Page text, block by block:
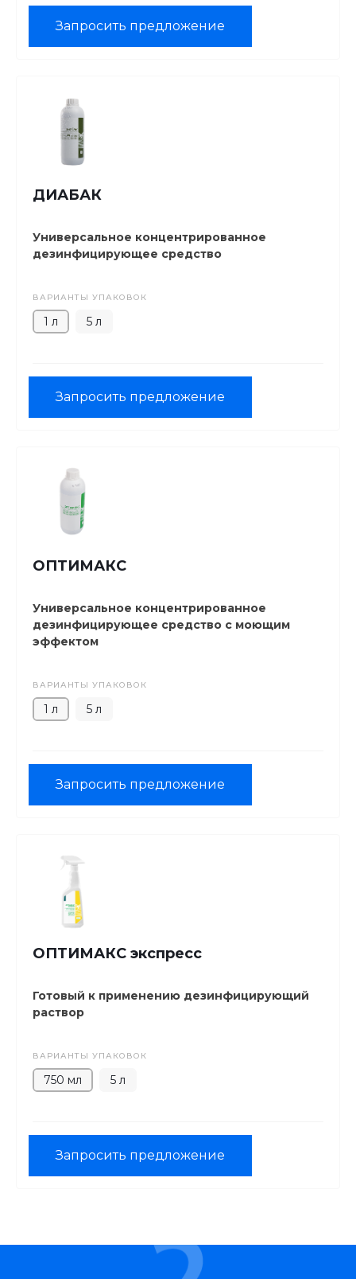
Запросить предложение
ДИАБАК
Универсальное концентрированное
дезинфицирующее средство
ВАРИАНТЫ УПАКОВОК
1 л 5 л
Запросить предложение
ОПТИМАКС
Универсальное концентрированное
дезинфицирующее средство с моющим
эффектом
ВАРИАНТЫ УПАКОВОК
1 л 5 л
Запросить предложение
ОПТИМАКС экспресс
Готовый к применению дезинфицирующий
раствор
ВАРИАНТЫ УПАКОВОК
750 мл 5 л
Запросить предложение